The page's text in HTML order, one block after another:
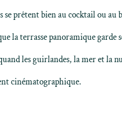
se prêtent bien au cocktail ou au
la terrasse panoramique garde
les guirlandes, la mer et la
cinématographique.